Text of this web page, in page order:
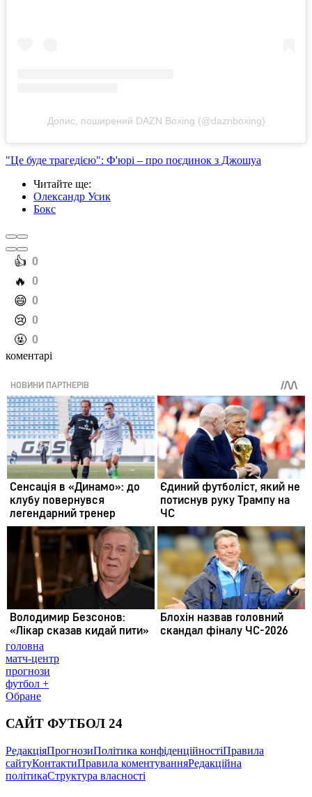
Допис, поширений DAZN Boxing (@daznboxing)
"Це буде трагедією": Ф'юрі – про поєдинок з Джошуа
Читайте ще:
Олександр Усик
Бокс
️👍 0
️🔥 0
️😄 0
️😢 0
️🤬 0
коментарі
головна
матч-центр
прогнози
футбол +
Обране
САЙТ ФУТБОЛ 24
РедакціяПрогнозиПолітика конфіденційностіПравила
сайтуКонтактиПравила коментуванняРедакційна
політикаСтруктура власності